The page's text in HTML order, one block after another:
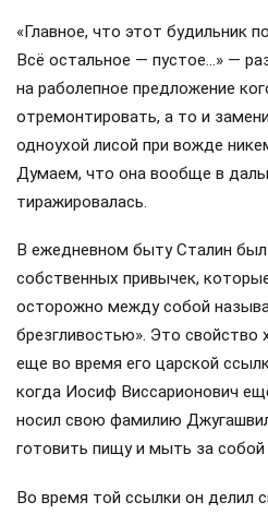
«Главное, что этот будильник
Всё остальное — пустое…» —
на раболепное предложение
отремонтировать, а то и
одноухой лисой при вожде
Думаем, что она вообще в
тиражировалась.
В ежедневном быту Сталин
собственных привычек,
осторожно между собой
брезгливостью». Это свойство
еще во время его царской
когда Иосиф Виссарионович
носил свою фамилию
готовить пищу и мыть за собой
Во время той ссылки он делил